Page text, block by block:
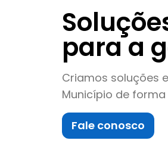
para a
Criamos soluções
Município de
Fale conosco